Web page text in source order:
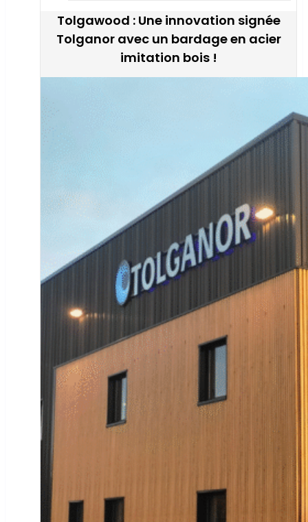
Tolgawood : Une innovation signée
Tolganor avec un bardage en acier
imitation bois !